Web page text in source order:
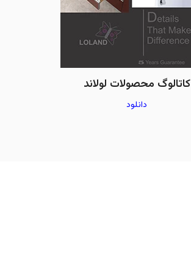
کاتالوگ محصولات لولاند
دانلود